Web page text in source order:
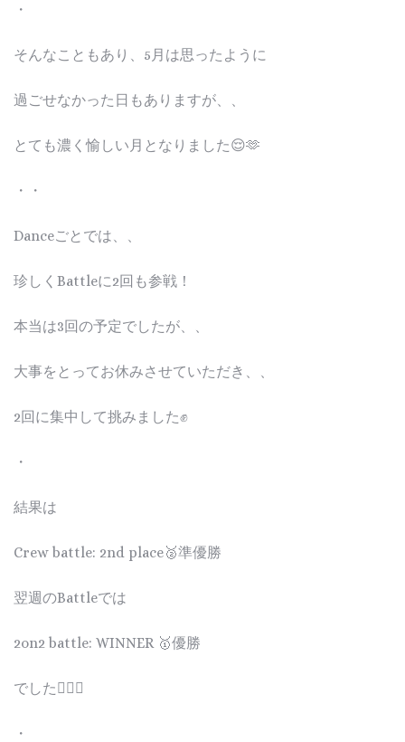
・
そんなこともあり、5月は思ったように
過ごせなかった日もありますが、、
とても濃く愉しい月となりました😌🫶
・・
Danceごとでは、、
珍しくBattleに2回も参戦！
本当は3回の予定でしたが、、
大事をとってお休みさせていただき、、
2回に集中して挑みました✊
・
結果は
Crew battle: 2nd place🥈準優勝
翌週のBattleでは
2on2 battle: WINNER 🥇優勝
でした❤️‍🔥👏
・